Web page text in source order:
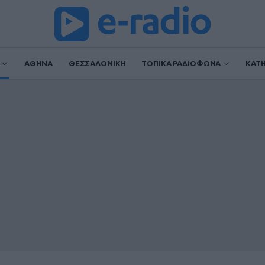
ΑΘΗΝΑ ΘΕΣΣΑΛΟΝΙΚΗ ΤΟΠΙΚΑ ΡΑΔΙΟΦΩΝΑ